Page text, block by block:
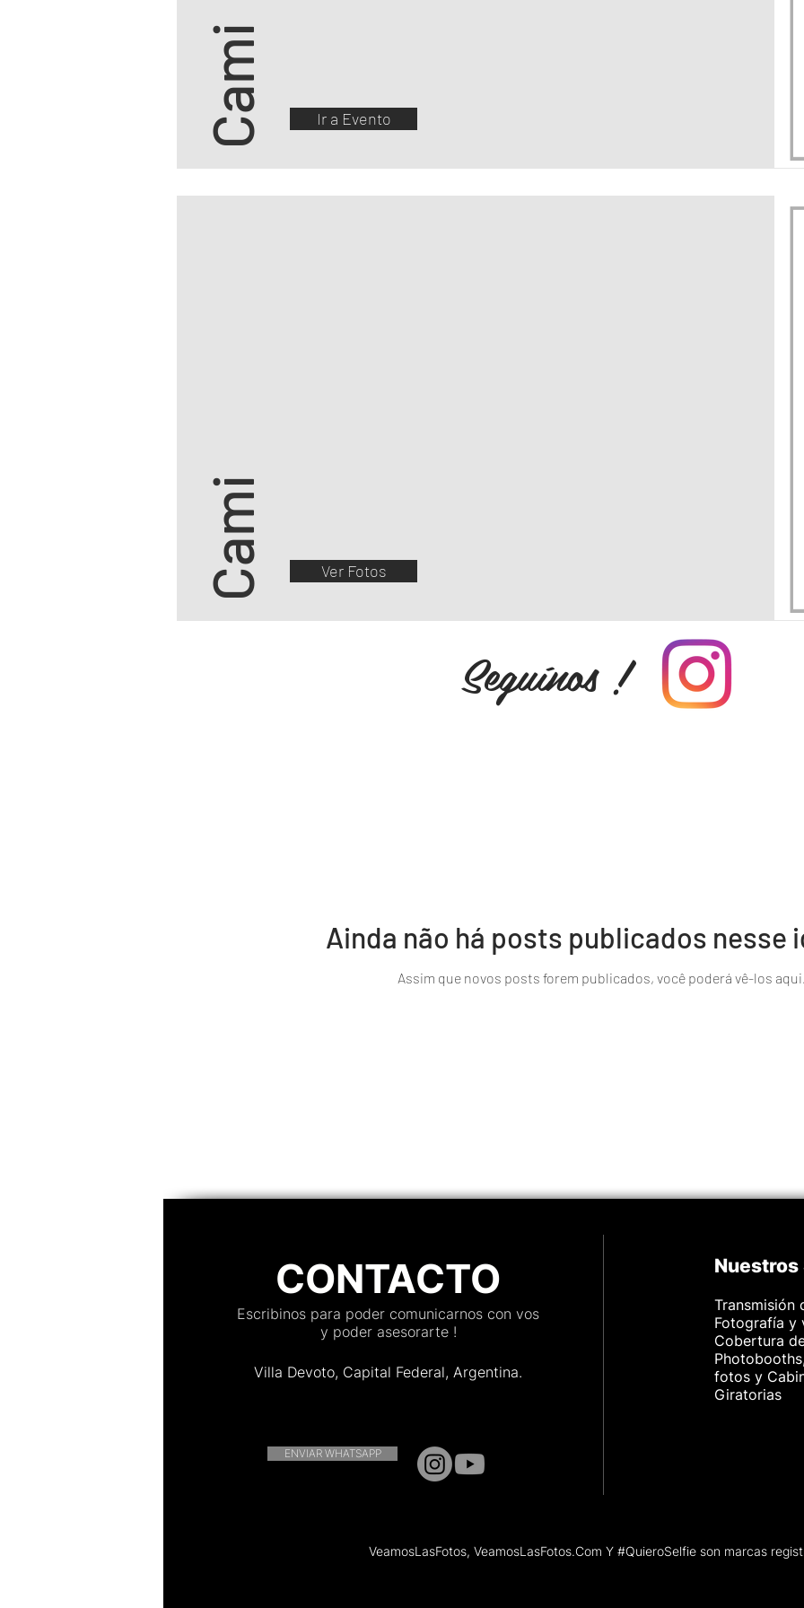
Cami Ir a Evento
Cami Ver Fotos
Seguínos !
Ainda não há posts publicados nesse
Assim que novos posts forem publicados, você poderá vê-los aqui.
CONTACTO
Escribinos para poder comunicarnos con vos
y poder asesorarte !
Villa Devoto, Capital Federal, Argentina.
ENVIAR WHATSAPP
Transmisión
Fotografía y
Cobertura
fotos y
Giratorias
VeamosLasFotos, VeamosLasFotos.Com Y #QuieroSelfie son marcas